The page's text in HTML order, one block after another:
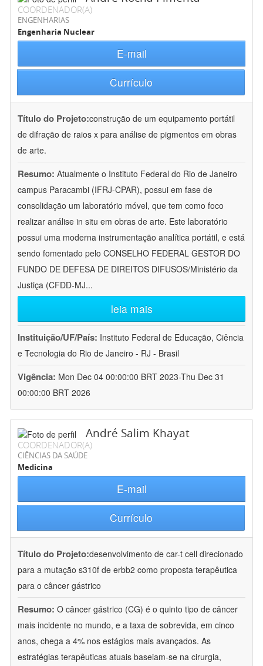
COORDENADOR(A)
ENGENHARIAS
Engenharia Nuclear
E-mail
Currículo
Título do Projeto:construção de um equipamento portátil
de difração de raios x para análise de pigmentos em obras
de arte.
Resumo: Atualmente o Instituto Federal do Rio de Janeiro
campus Paracambi (IFRJ-CPAR), possui em fase de
consolidação um laboratório móvel, que tem como foco
realizar análise in situ em obras de arte. Este laboratório
possui uma moderna instrumentação analítica portátil, e está
sendo fomentado pelo CONSELHO FEDERAL GESTOR DO
FUNDO DE DEFESA DE DIREITOS DIFUSOS/Ministério da
Justiça (CFDD-MJ...
leia mais
Instituição/UF/País: Instituto Federal de Educação, Ciência
e Tecnologia do Rio de Janeiro - RJ - Brasil
Vigência: Mon Dec 04 00:00:00 BRT 2023-Thu Dec 31
00:00:00 BRT 2026
André Salim Khayat
COORDENADOR(A)
CIÊNCIAS DA SAÚDE
Medicina
E-mail
Currículo
Título do Projeto:desenvolvimento de car-t cell direcionado
para a mutação s310f de erbb2 como proposta terapêutica
para o câncer gástrico
Resumo: O câncer gástrico (CG) é o quinto tipo de câncer
mais incidente no mundo, e a taxa de sobrevida, em cinco
anos, chega a 4% nos estágios mais avançados. As
estratégias terapêuticas atuais baseiam-se na cirurgia,